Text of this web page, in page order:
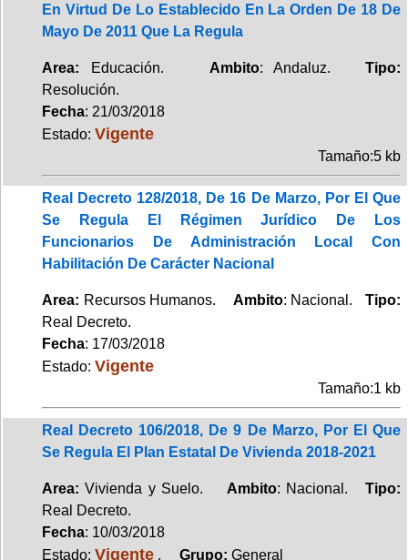
En Virtud De Lo Establecido En La Orden De 18 De
Mayo De 2011 Que La Regula
Area: Educación. Ambito: Andaluz.Tipo:
Resolución.
Fecha: 21/03/2018
Estado: Vigente
Tamaño:5 kb
Real Decreto 128/2018, De 16 De Marzo, Por El Que
Se Regula El Régimen Jurídico De Los
Funcionarios De Administración Local Con
Habilitación De Carácter Nacional
Area: Recursos Humanos. Ambito: Nacional.Tipo:
Real Decreto.
Fecha: 17/03/2018
Estado: Vigente
Tamaño:1 kb
Real Decreto 106/2018, De 9 De Marzo, Por El Que
Se Regula El Plan Estatal De Vivienda 2018-2021
Area: Vivienda y Suelo. Ambito: Nacional.Tipo:
Real Decreto.
Fecha: 10/03/2018
Estado: Vigente . Grupo: General